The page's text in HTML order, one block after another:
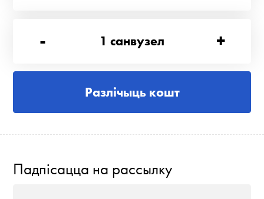
- 1 санвузел +
Разлічыць кошт
Падпісацца на рассылку